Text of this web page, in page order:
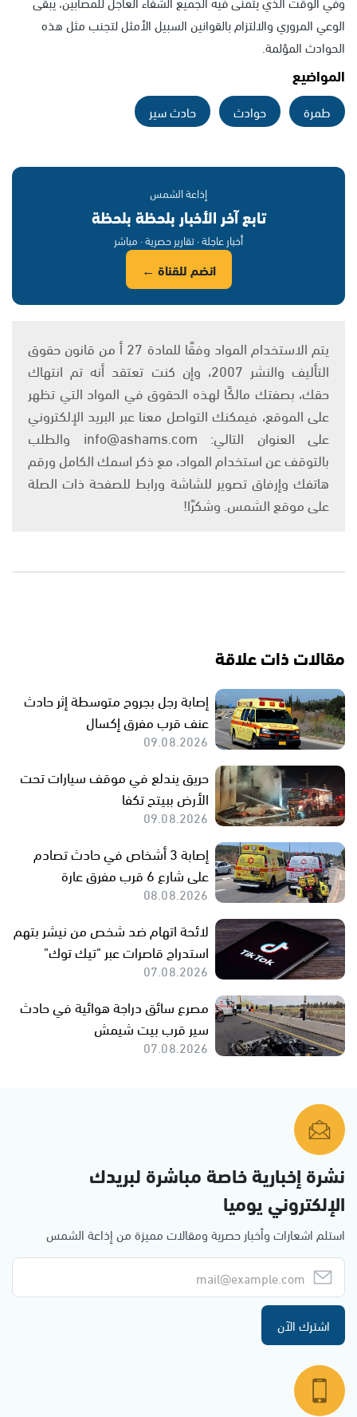
الوعي المروري والالتزام بالقوانين السبيل الأمثل لتجنب مثل هذه
الحوادث المؤلمة.
المواضيع
طمرة حوادث حادث سير
إذاعة الشمس
تابع آخر الأخبار بلحظة بلحظة
أخبار عاجلة · تقارير حصرية · مباشر
انضم للقناة ←
يتم الاستخدام المواد وفقًا للمادة 27 أ من قانون حقوق
التأليف والنشر 2007، وإن كنت تعتقد أنه تم انتهاك
حقك، بصفتك مالكًا لهذه الحقوق في المواد التي تظهر
على الموقع، فيمكنك التواصل معنا عبر البريد الإلكتروني
على العنوان التالي: info@ashams.com والطلب
بالتوقف عن استخدام المواد، مع ذكر اسمك الكامل ورقم
هاتفك وإرفاق تصوير للشاشة ورابط للصفحة ذات الصلة
على موقع الشمس. وشكرًا!
مقالات ذات علاقة
إصابة رجل بجروح متوسطة إثر حادث
عنف قرب مفرق إكسال
09.08.2026
حريق يندلع في موقف سيارات تحت
الأرض ببيتح تكفا
09.08.2026
إصابة 3 أشخاص في حادث تصادم
على شارع 6 قرب مفرق عارة
08.08.2026
لائحة اتهام ضد شخص من نيشر بتهم
استدراج قاصرات عبر "تيك توك"
07.08.2026
مصرع سائق دراجة هوائية في حادث
سير قرب بيت شيمش
07.08.2026
نشرة إخبارية خاصة مباشرة لبريدك
الإلكتروني يوميا
استلم اشعارات وأخبار حصرية ومقالات مميزة من إذاعة الشمس
اشترك الآن